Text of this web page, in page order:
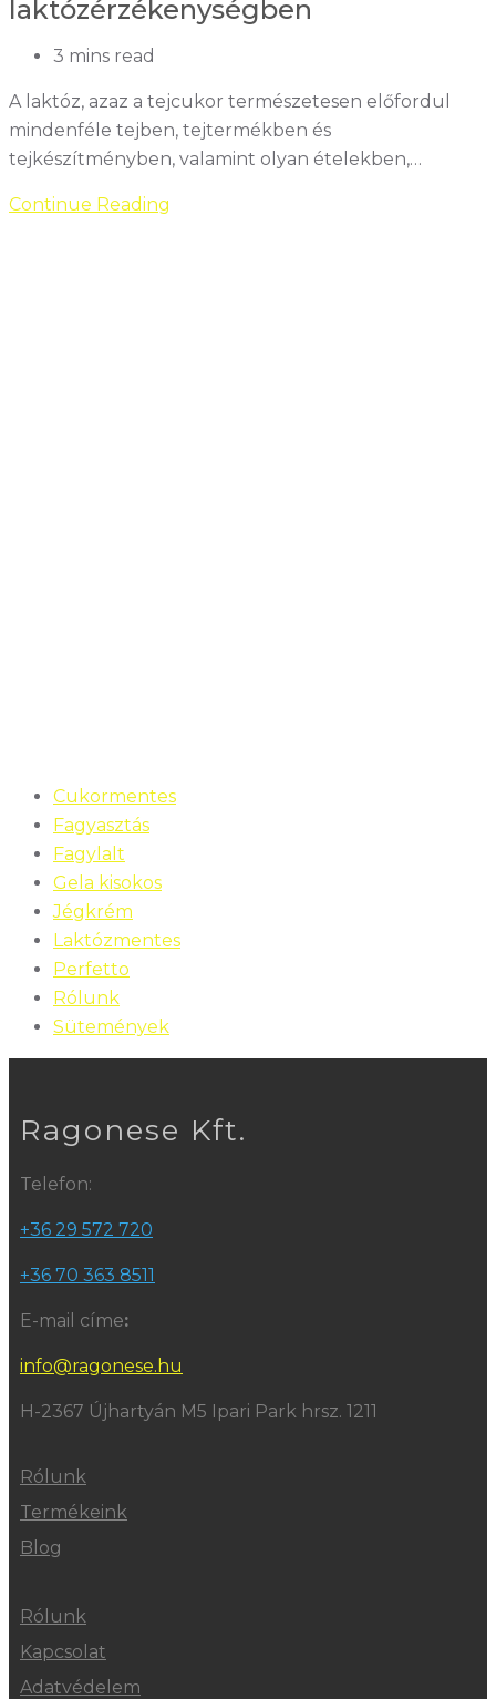
laktózérzékenységben
Reading
3 mins read
A laktóz, azaz a tejcukor természetesen előfordul
mindenféle tejben, tejtermékben és
tejkészítményben, valamint olyan ételekben,…
Continue Reading
Cukormentes
Fagyasztás
Fagylalt
Gela kisokos
Jégkrém
Laktózmentes
Perfetto
Rólunk
Sütemények
Ragonese Kft.
Telefon:
+36 29 572 720
+36 70 363 8511
E-mail címe:
info@ragonese.hu
H-2367 Újhartyán M5 Ipari Park hrsz. 1211
Rólunk
Termékeink
Blog
Rólunk
Kapcsolat
Adatvédelem